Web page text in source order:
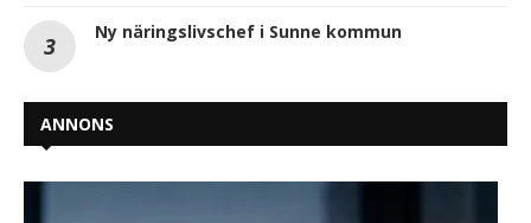
Ny näringslivschef i Sunne kommun
ANNONS